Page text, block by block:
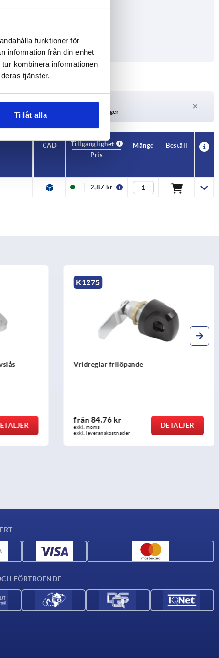
funktioner för
information från din enhet
kombinera informationen
tjänster.
Tillåt alla
Leveranstid på begäran
För närvarande inte i lager
CAD
Tillgänglighet
Pris
Mängd Beställ
2,87 kr
K1275
Vridreglar frilöpande
från84,76 kr
exkl. moms
exkl. leveranskostnader
DETALJER
FÖRTROENDE